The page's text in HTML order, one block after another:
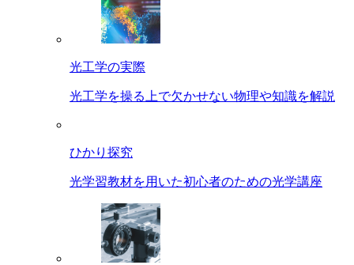
光工学の実際
光工学を操る上で欠かせない物理や知識を解説
ひかり探究
光学習教材を用いた初心者のための光学講座